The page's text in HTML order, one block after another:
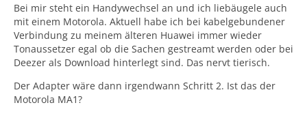
Bei mir steht ein Handywechsel an und ich liebäugele auch
mit einem Motorola. Aktuell habe ich bei kabelgebundener
Verbindung zu meinem älteren Huawei immer wieder
Tonaussetzer egal ob die Sachen gestreamt werden oder bei
Deezer als Download hinterlegt sind. Das nervt tierisch.
Der Adapter wäre dann irgendwann Schritt 2. Ist das der
Motorola MA1?